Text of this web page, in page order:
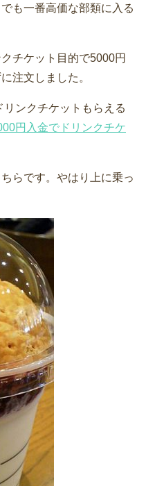
も一番高価な部類に入る
チケット目的で5000円
注文しました。
リンクチケットもらえる
円入金でドリンクチケ
らです。やはり上に乗っ